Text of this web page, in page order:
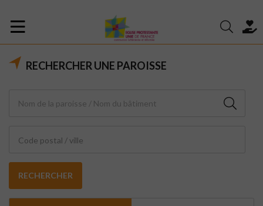
RECHERCHER UNE PAROISSE
Code postal / ville
RECHERCHER